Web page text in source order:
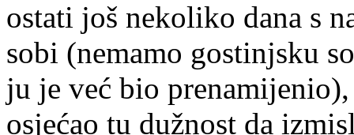
ostati još nekoliko dana s
sobi (nemamo gostinjsku
ju je već bio
osjećao tu dužnost da